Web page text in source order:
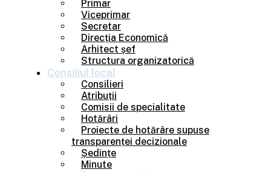
Primar
Viceprimar
Secretar
Direcția Economică
Arhitect șef
Structura organizatorică
Consiliul local
Consilieri
Atribuții
Comisii de specialitate
Hotărâri
Proiecte de hotărâre supuse
transparenței decizionale
Ședințe
Minute